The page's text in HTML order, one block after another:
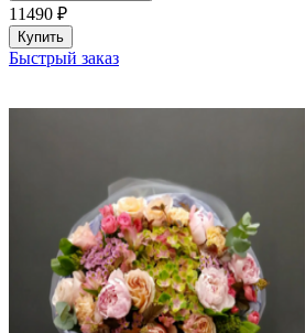
11490 ₽
Купить
Быстрый заказ